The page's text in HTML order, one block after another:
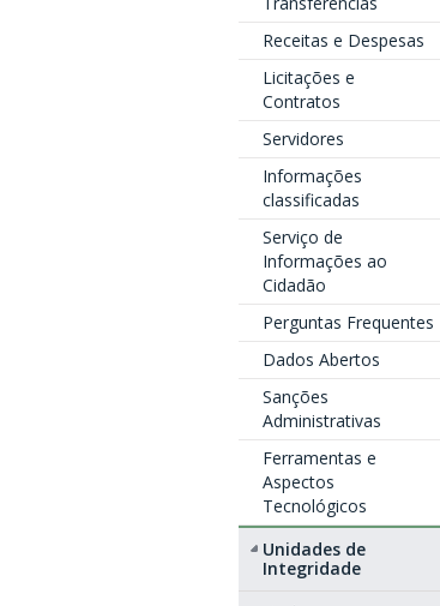
Receitas e Despesas
Licitações e
Contratos
Servidores
Informações
classificadas
Serviço de
Informações ao
Cidadão
Perguntas Frequentes
Dados Abertos
Sanções
Administrativas
Ferramentas e
Aspectos
Tecnológicos
Unidades de
Integridade